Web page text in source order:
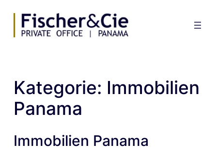
springen
Kategorie: Immobilien
Panama
Immobilien Panama